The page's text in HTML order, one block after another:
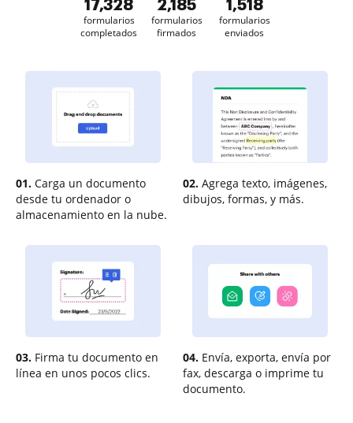
17,329
formularios
completados
2,185
formularios
firmados
1,518
formularios
enviados
01. Carga un documento
desde tu ordenador o
almacenamiento en la nube.
02. Agrega texto, imágenes,
dibujos, formas, y más.
03. Firma tu documento en
línea en unos pocos clics.
04. Envía, exporta, envía por
fax, descarga o imprime tu
documento.